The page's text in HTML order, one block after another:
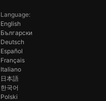
Language:
English
Български
Deutsch
Español
Français
Italiano
日本語
한국어
Polski